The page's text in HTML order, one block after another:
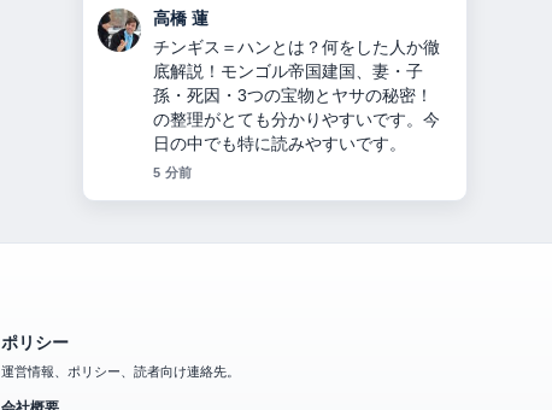
佐藤 遥
オリックス投手九里亜蓮のプロフィー
ル・経歴・年収・ハーフ説・ヤンキー
説・移籍理由を2024年最新情報で徹底
解説 を追っていますが、この解説は落
ち着いていて信頼できます。
7 分前
ポリシー
運営情報、ポリシー、読者向け連絡先。